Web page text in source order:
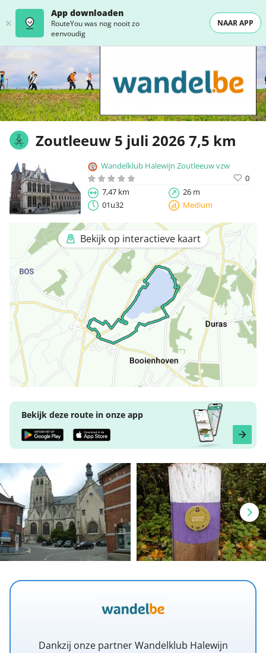
App downloaden
RouteYou was nog nooit zo
eenvoudig
NAAR APP
Zoutleeuw 5 juli 2026 7,5 km
Wandelklub Halewijn Zoutleeuw vzw
0
7,47 km
26 m
01u32
Medium
Bekijk op interactieve kaart
Bekijk deze route in onze app
Dankzij onze partner Wandelklub Halewijn